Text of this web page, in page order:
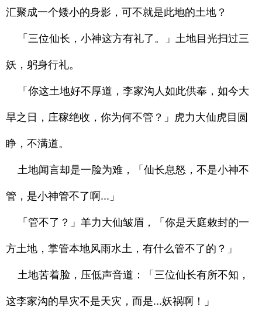
汇聚成一个矮小的身影，可不就是此地的土地？
「三位仙长，小神这方有礼了。」土地目光扫过三
妖，躬身行礼。
「你这土地好不厚道，李家沟人如此供奉，如今大
旱之日，庄稼绝收，你为何不管？」虎力大仙虎目圆
睁，不满道。
土地闻言却是一脸为难，「仙长息怒，不是小神不
管，是小神管不了啊...」
「管不了？」羊力大仙皱眉，「你是天庭敕封的一
方土地，掌管本地风雨水土，有什么管不了的？」
土地苦着脸，压低声音道：「三位仙长有所不知，
这李家沟的旱灾不是天灾，而是...妖祸啊！」